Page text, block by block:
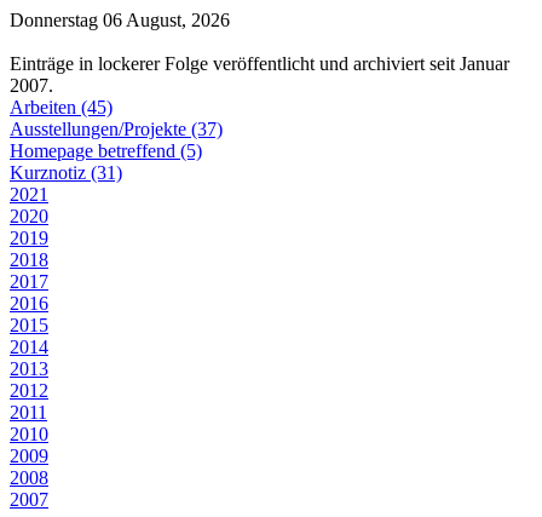
Donnerstag 06 August, 2026
Einträge in lockerer Folge veröffentlicht und archiviert seit Januar
2007.
Arbeiten (45)
Ausstellungen/Projekte (37)
Homepage betreffend (5)
Kurznotiz (31)
2021
2020
2019
2018
2017
2016
2015
2014
2013
2012
2011
2010
2009
2008
2007